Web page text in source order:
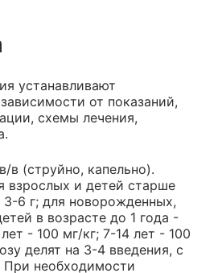
устанавливают
от показаний,
схемы лечения,
(струйно, капельно).
взрослых и детей старше
3-6 г; для новорожденных,
в возрасте до 1 года -
- 100 мг/кг; 7-14 лет - 100
делят на 3-4 введения, с
При необходимости